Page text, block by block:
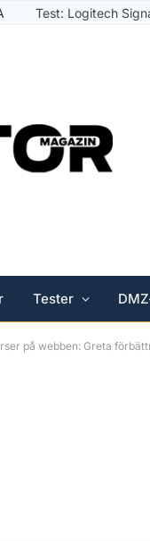
Test: Logitech
Tester
på webben: Greta